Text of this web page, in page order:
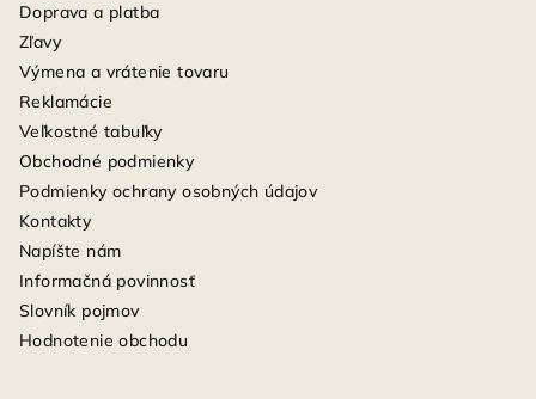
Doprava a platba
Zľavy
Výmena a vrátenie tovaru
Reklamácie
Veľkostné tabuľky
Obchodné podmienky
Podmienky ochrany osobných údajov
Kontakty
Napíšte nám
Informačná povinnosť
Slovník pojmov
Hodnotenie obchodu